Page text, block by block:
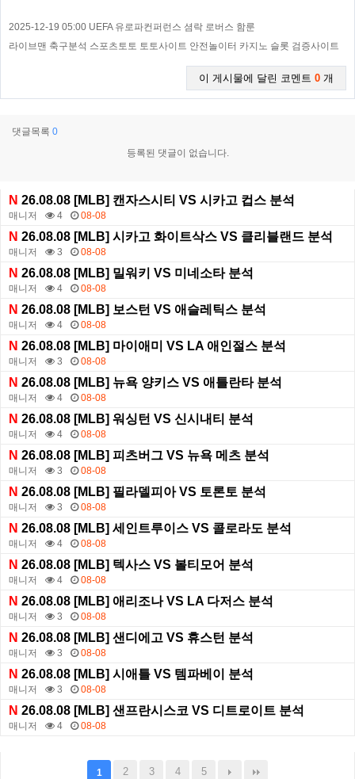
2025-12-19 05:00 UEFA 유로파컨퍼런스 셤락 로버스 함룬
라이브맨 축구분석 스포츠토토 토토사이트 안전놀이터 카지노 슬롯 검증사이트
이 게시물에 달린 코멘트 0 개
댓글목록 0
등록된 댓글이 없습니다.
N 26.08.08 [MLB] 캔자스시티 VS 시카고 컵스 분석
매니저 4 08-08
N 26.08.08 [MLB] 시카고 화이트삭스 VS 클리블랜드 분석
매니저 3 08-08
N 26.08.08 [MLB] 밀워키 VS 미네소타 분석
매니저 4 08-08
N 26.08.08 [MLB] 보스턴 VS 애슬레틱스 분석
매니저 4 08-08
N 26.08.08 [MLB] 마이애미 VS LA 애인절스 분석
매니저 3 08-08
N 26.08.08 [MLB] 뉴욕 양키스 VS 애틀란타 분석
매니저 4 08-08
N 26.08.08 [MLB] 워싱턴 VS 신시내티 분석
매니저 4 08-08
N 26.08.08 [MLB] 피츠버그 VS 뉴욕 메츠 분석
매니저 3 08-08
N 26.08.08 [MLB] 필라델피아 VS 토론토 분석
매니저 3 08-08
N 26.08.08 [MLB] 세인트루이스 VS 콜로라도 분석
매니저 4 08-08
N 26.08.08 [MLB] 텍사스 VS 볼티모어 분석
매니저 4 08-08
N 26.08.08 [MLB] 애리조나 VS LA 다저스 분석
매니저 3 08-08
N 26.08.08 [MLB] 샌디에고 VS 휴스턴 분석
매니저 3 08-08
N 26.08.08 [MLB] 시애틀 VS 템파베이 분석
매니저 3 08-08
N 26.08.08 [MLB] 샌프란시스코 VS 디트로이트 분석
매니저 4 08-08
1 2 3 4 5